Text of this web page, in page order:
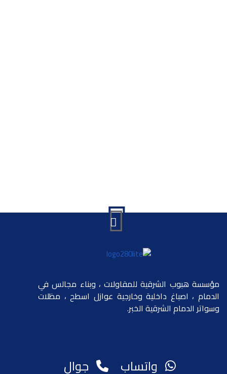
مؤسسة هبوب الشرقية للمقاولات ، وبناء مجالس في
الدمام ، اصباغ داخلية وخارجية عوازل اسطح ، مظلات
وسواتر الدمام الشرقية الخبر.
واتساب جوال